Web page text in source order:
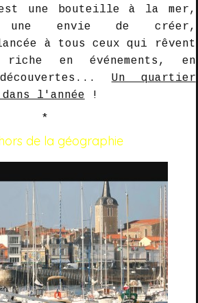
une bouteille à la mer,
une envie de créer,
à tous ceux qui rêvent
en événements, en
Un quartier
l'année !
*
de la géographie